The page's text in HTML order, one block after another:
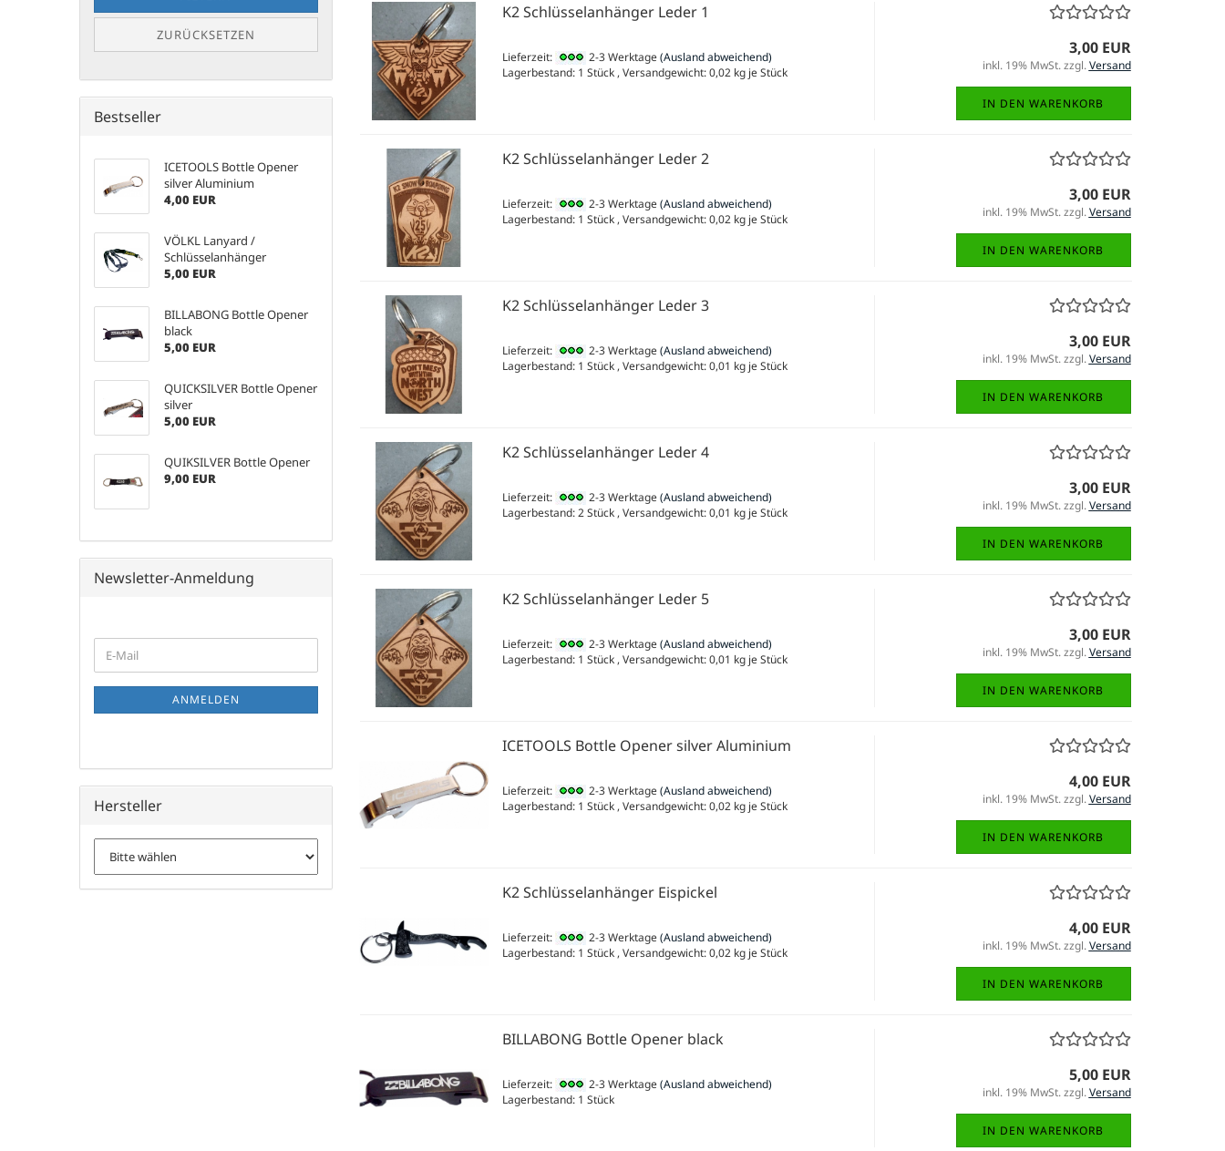
K2 Schlüsselanhänger Leder 1
Lieferzeit: 2-3 Werktage (Ausland abweichend)
Lagerbestand: 1 Stück , Versandgewicht:0,02kg je Stück
3,00 EUR
inkl. 19% MwSt. zzgl.Versand
IN DEN WARENKORB
K2 Schlüsselanhänger Leder 2
Lieferzeit: 2-3 Werktage (Ausland abweichend)
Lagerbestand: 1 Stück , Versandgewicht:0,02kg je Stück
3,00 EUR
inkl. 19% MwSt. zzgl.Versand
IN DEN WARENKORB
K2 Schlüsselanhänger Leder 3
Lieferzeit: 2-3 Werktage (Ausland abweichend)
Lagerbestand: 1 Stück , Versandgewicht:0,01 kg je Stück
3,00 EUR
inkl. 19% MwSt. zzgl.Versand
IN DEN WARENKORB
K2 Schlüsselanhänger Leder 4
Lieferzeit: 2-3 Werktage (Ausland abweichend)
Lagerbestand: 2 Stück , Versandgewicht:0,01 kg je Stück
3,00 EUR
inkl. 19% MwSt. zzgl.Versand
IN DEN WARENKORB
K2 Schlüsselanhänger Leder 5
Lieferzeit: 2-3 Werktage (Ausland abweichend)
Lagerbestand: 1 Stück , Versandgewicht:0,01 kg je Stück
3,00 EUR
inkl. 19% MwSt. zzgl.Versand
IN DEN WARENKORB
ICETOOLS Bottle Opener silver Aluminium
Lieferzeit: 2-3 Werktage (Ausland abweichend)
Lagerbestand: 1 Stück , Versandgewicht:0,02kg je Stück
4,00 EUR
inkl. 19% MwSt. zzgl.Versand
IN DEN WARENKORB
K2 Schlüsselanhänger Eispickel
Lieferzeit: 2-3 Werktage (Ausland abweichend)
Lagerbestand: 1 Stück , Versandgewicht:0,02kg je Stück
4,00 EUR
inkl. 19% MwSt. zzgl.Versand
IN DEN WARENKORB
BILLABONG Bottle Opener black
Lieferzeit: 2-3 Werktage (Ausland abweichend)
Lagerbestand: 1 Stück
5,00 EUR
inkl. 19% MwSt. zzgl.Versand
IN DEN WARENKORB
ZURÜCKSETZEN
Bestseller
ICETOOLS Bottle Opener
silver Aluminium
4,00 EUR
VÖLKL Lanyard /
Schlüsselanhänger
5,00 EUR
BILLABONG Bottle Opener
black
5,00 EUR
QUICKSILVER Bottle Opener
silver
5,00 EUR
QUIKSILVER Bottle Opener
9,00 EUR
Newsletter-Anmeldung
ZUR
NEWSLETTER-
E-
Mail
ANMELDEN
Hersteller